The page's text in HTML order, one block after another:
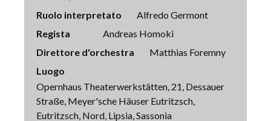
Ruolo interpretato
Alfredo Germont
Regista
Andreas Homoki
Direttore d'orchestra
Matthias Foremny
Luogo
Opernhaus Theaterwerkstätten, 21, Dessauer
Straße, Meyer'sche Häuser Eutritzsch,
Eutritzsch, Nord, Lipsia, Sassonia